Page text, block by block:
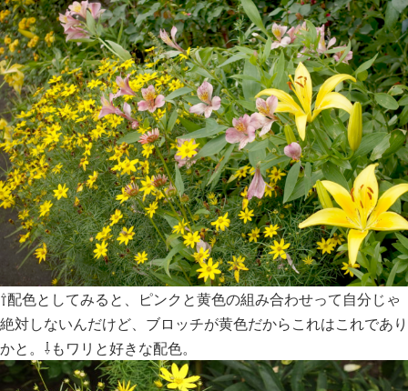
⇧配色としてみると、ピンクと黄色の組み合わせって自分じゃ
絶対しないんだけど、ブロッチが黄色だからこれはこれであり
かと。⇩もワリと好きな配色。